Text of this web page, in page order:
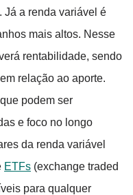
Já a renda variável é
mais altos. Nesse
rentabilidade, sendo
relação ao aporte.
podem ser
e foco no longo
da renda variável
ETFs (exchange traded
para qualquer